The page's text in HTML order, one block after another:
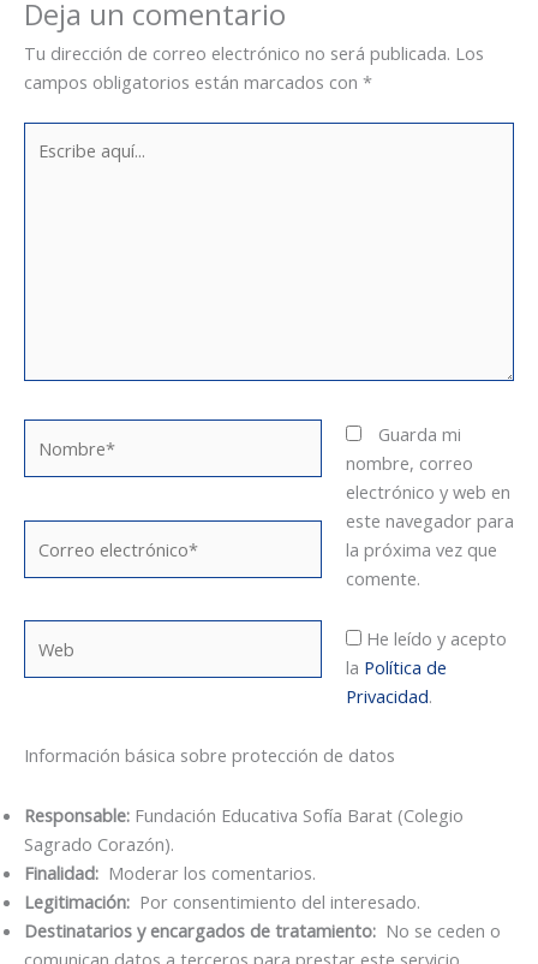
Deja un comentario
Tu dirección de correo electrónico no será publicada. Los
campos obligatorios están marcados con *
aquí...
electrónico*
Guarda mi
nombre, correo
electrónico y web en
este navegador para
la próxima vez que
comente.
He leído y acepto
la Política de
Privacidad.
Información básica sobre protección de datos
Responsable: Fundación Educativa Sofía Barat (Colegio
Sagrado Corazón).
Finalidad: Moderar los comentarios.
Legitimación: Por consentimiento del interesado.
Destinatarios y encargados de tratamiento: No se ceden o
comunican datos a terceros para prestar este servicio.